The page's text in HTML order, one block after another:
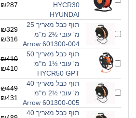
HYCR30
HYUNDAI
תוף כבל מאריך 25
מ' עובי ½2 מ"מ
601300-004 Arrow
₪329
תוף כבל מאריך 50
מ' עובי ½1 מ"מ
HYCR50 GPT
₪410
תוף כבל מאריך 40
מ' עובי ½2 מ"מ
601300-005 Arrow
₪449
תוף כבל מאריך 40